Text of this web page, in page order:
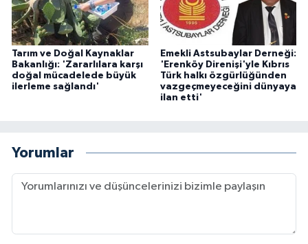
Tarım ve Doğal Kaynaklar
Bakanlığı: 'Zararlılara karşı
doğal mücadelede büyük
ilerleme sağlandı'
Emekli Astsubaylar Derneği:
'Erenköy Direnişi'yle Kıbrıs
Türk halkı özgürlüğünden
vazgeçmeyeceğini dünyaya
ilan etti'
Yorumlar